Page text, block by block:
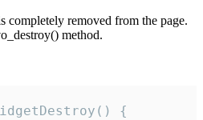
completely removed from the page.
method.
{